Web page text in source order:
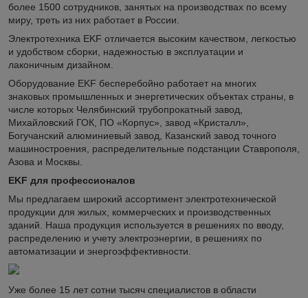
более 1500 сотрудников, занятых на производствах по всему
миру, треть из них работает в России.
Электротехника EKF отличается высоким качеством, легкостью
и удобством сборки, надежностью в эксплуатации и
лаконичным дизайном.
Оборудование EKF бесперебойно работает на многих
знаковых промышленных и энергетических объектах страны, в
числе которых Челябинский трубопрокатный завод,
Михайловский ГОК, ПО «Корпус», завод «Кристалл»,
Богучанский алюминиевый завод, Казанский завод точного
машиностроения, распределительные подстанции Ставрополя,
Азова и Москвы.
EKF для профессионалов
Мы предлагаем широкий ассортимент электротехнической
продукции для жилых, коммерческих и производственных
зданий. Наша продукция используется в решениях по вводу,
распределению и учету электроэнергии, в решениях по
автоматизации и энергоэффективности.
Уже более 15 лет сотни тысяч специалистов в области